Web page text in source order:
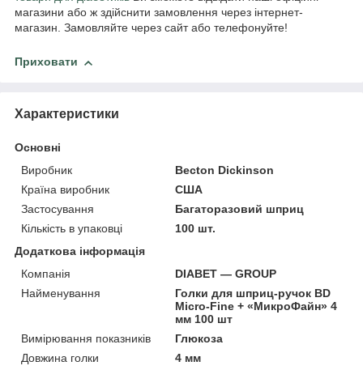
магазини або ж здійснити замовлення через інтернет-
магазин. Замовляйте через сайт або телефонуйте!
Приховати
Характеристики
Основні
Виробник
Becton Dickinson
Країна виробник
США
Застосування
Багаторазовий шприц
Кількість в упаковці
100 шт.
Додаткова інформація
Компанія
DIABET — GROUP
Найменування
Голки для шприц-ручок BD
Micro-Fine + «МикроФайн» 4
мм 100 шт
Вимірювання показників
Глюкоза
Довжина голки
4 мм